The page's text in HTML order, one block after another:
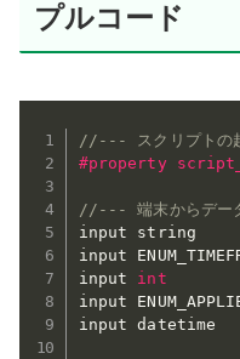
プルコード
//--- スクリプトの起
#property
//--- 端末からデータ
input string
input
input int
input
input datetime